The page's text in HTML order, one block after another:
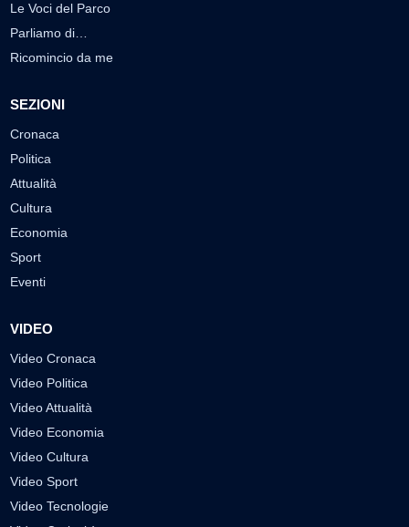
Le Voci del Parco
Parliamo di…
Ricomincio da me
SEZIONI
Cronaca
Politica
Attualità
Cultura
Economia
Sport
Eventi
VIDEO
Video Cronaca
Video Politica
Video Attualità
Video Economia
Video Cultura
Video Sport
Video Tecnologie